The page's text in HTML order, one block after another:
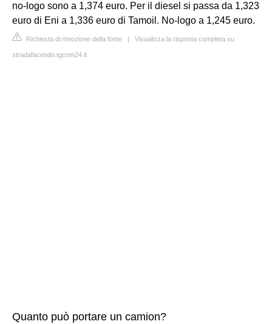
no-logo sono a 1,374 euro. Per il diesel si passa da 1,323
euro di Eni a 1,336 euro di Tamoil. No-logo a 1,245 euro.
Richiesta di rimozione della fonte | Visualizza la risposta completa su
stradafacendo.tgcom24.it
Quanto può portare un camion?